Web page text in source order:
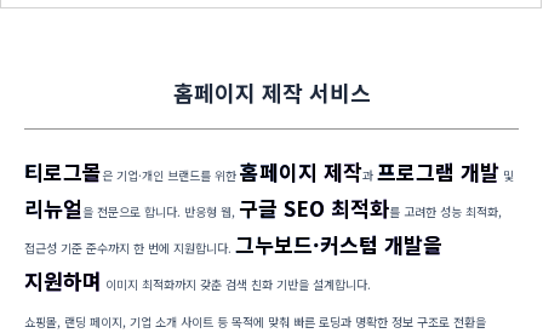
홈페이지 제작 서비스
티로그몰은 기업·개인 브랜드를 위한 홈페이지 제작과 프로그램 개발 및
리뉴얼 을 전문으로 합니다. 반응형 웹, 구글 SEO 최적화를 고려한 성능 최적화,
접근성 기준 준수까지 한 번에 지원합니다. 그누보드·커스텀 개발을
지원하며 이미지 최적화까지 갖춘 검색 친화 기반을 설계합니다.
쇼핑몰, 랜딩 페이지, 기업 소개 사이트 등 목적에 맞춰 빠른 로딩과 명확한 정보 구조로 전환을